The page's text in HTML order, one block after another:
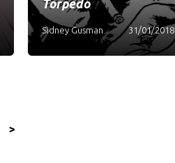
Torpedo
Sidney Gusman 31/01/2018
>